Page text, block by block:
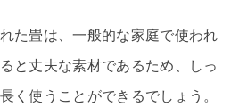
た畳は、一般的な家庭で使われ
と丈夫な素材であるため、しっ
く使うことができるでしょう。